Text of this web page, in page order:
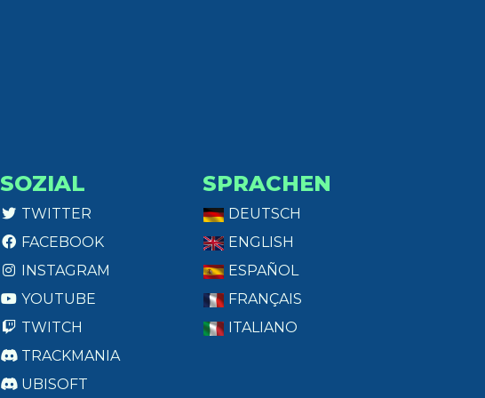
SOZIAL
TWITTER
FACEBOOK
INSTAGRAM
YOUTUBE
TWITCH
TRACKMANIA
UBISOFT
SPRACHEN
DEUTSCH
ENGLISH
ESPAÑOL
FRANÇAIS
ITALIANO